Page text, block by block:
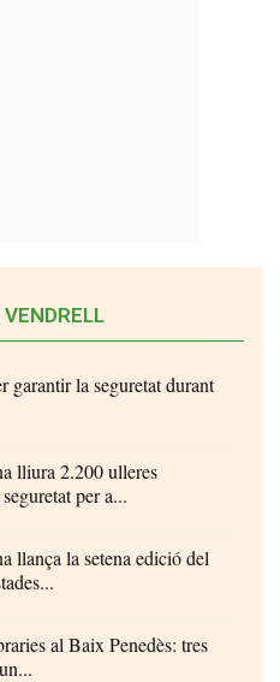
garantir la seguretat durant
lliura 2.200 ulleres
per a...
llança la setena edició del
al Baix Penedès: tres